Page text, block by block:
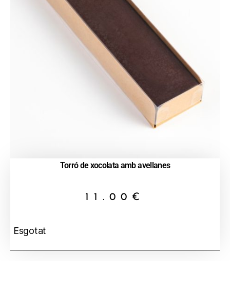
Torró de xocolata amb avellanes
11.00 €
Esgotat